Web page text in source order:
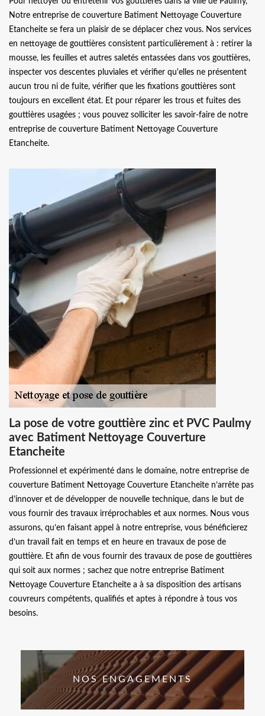
Notre entreprise de couverture Batiment Nettoyage Couverture
Etancheite se fera un plaisir de se déplacer chez vous. Nos services
en nettoyage de gouttières consistent particulièrement à : retirer la
mousse, les feuilles et autres saletés entassées dans vos gouttières,
inspecter vos descentes pluviales et vérifier qu'elles ne présentent
aucun trou ni de fuite, vérifier que les fixations gouttières sont
toujours en excellent état. Et pour réparer les trous et fuites des
gouttières usagées ; vous pouvez solliciter les savoir-faire de notre
entreprise de couverture Batiment Nettoyage Couverture
Etancheite.
La pose de votre gouttière zinc et PVC Paulmy
avec Batiment Nettoyage Couverture
Etancheite
Professionnel et expérimenté dans le domaine, notre entreprise de
couverture Batiment Nettoyage Couverture Etancheite n’arrête pas
d’innover et de développer de nouvelle technique, dans le but de
vous fournir des travaux irréprochables et aux normes. Nous vous
assurons, qu’en faisant appel à notre entreprise, vous bénéficierez
d’un travail fait en temps et en heure en travaux de pose de
gouttière. Et afin de vous fournir des travaux de pose de gouttières
qui soit aux normes ; sachez que notre entreprise Batiment
Nettoyage Couverture Etancheite a à sa disposition des artisans
couvreurs compétents, qualifiés et aptes à répondre à tous vos
besoins.
NOS ENGAGEMENTS